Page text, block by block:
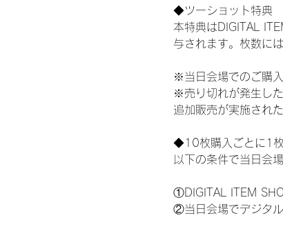
◆ツーショット特典
本特典はDIGITAL
与されます。枚数に
※当日会場でのご購
※売り切れが発生し
追加販売が実施され
◆10枚購入ごとに1枚
以下の条件で当日会
①DIGITAL ITEM
②当日会場でデジタ